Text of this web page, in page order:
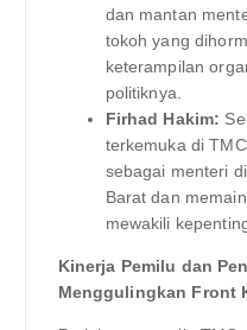
dan mantan
tokoh yang
keterampilan
politiknya.
Firhad Hakim:
terkemuka di
sebagai menteri
Barat dan
mewakili
Kinerja Pemilu dan
Menggulingkan Front